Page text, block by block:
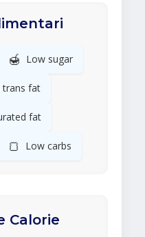
🍯 Low sugar
trans fat
fat
🍞 Low carbs
Calorie